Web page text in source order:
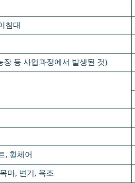
침대
장 등 사업과정에서 발생된 것)
, 휠체어
마, 변기, 욕조